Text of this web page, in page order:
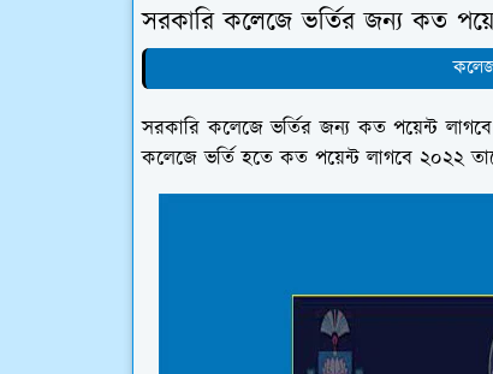
সরকারি কলেজে ভর্তির জন্য কত
সরকারি কলেজে ভর্তির জন্য কত পয়েন্ট
কলেজে ভর্তি হতে কত পয়েন্ট লাগবে ২০২২